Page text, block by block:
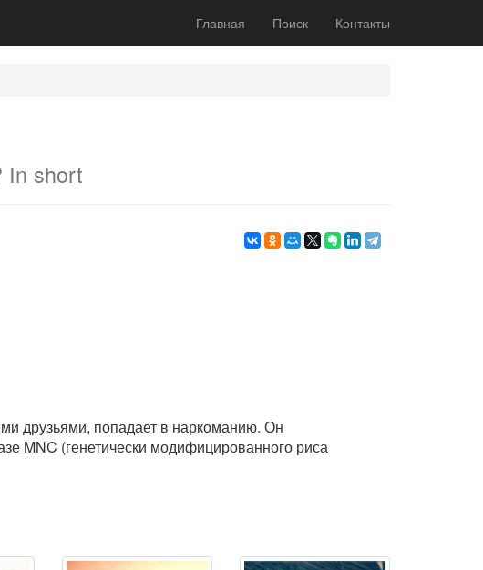
Главная Поиск Контакты
In short
друзьями, попадает в наркоманию. Он
MNC (генетически модифицированного риса